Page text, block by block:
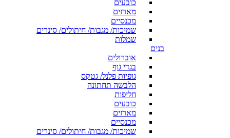
כובעים
מארזים
מכנסיים
שמיכות/ מגבות/ חיתולים/ סינרים
שמלות
בנים
אוברולים
בגדי גוף
גופיות פלנל/ גטקס
הלבשה תחתונה
חליפות
כובעים
מארזים
מכנסיים
שמיכות/ מגבות/ חיתולים/ סינרים